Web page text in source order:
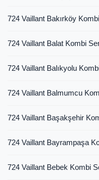
724 Vaillant Bakırköy
724 Vaillant Balat Kombi
724 Vaillant Balıkyolu
724 Vaillant Balmumcu
724 Vaillant Başakşehir
724 Vaillant Bayrampaşa
724 Vaillant Bebek Kombi